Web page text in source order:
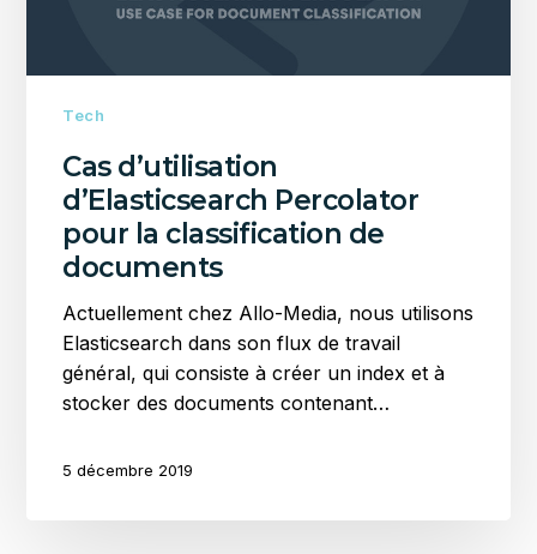
documents
Tech
Cas d’utilisation
d’Elasticsearch Percolator
pour la classification de
documents
Actuellement chez Allo-Media, nous utilisons
Elasticsearch dans son flux de travail
général, qui consiste à créer un index et à
stocker des documents contenant…
5 décembre 2019